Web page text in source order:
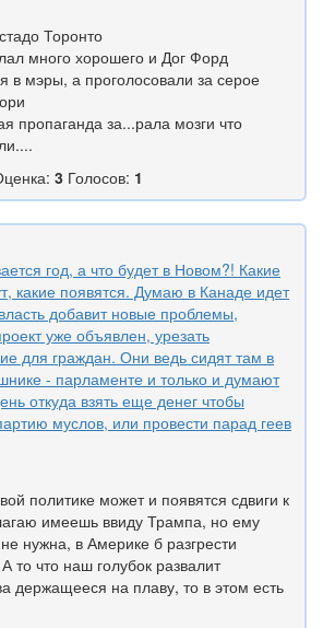
Торонто
много хорошего и Дог Форд
в мэры, а проголосовали за серое
пропаганда за...рала мозги что
3 Голосов: 1
год, а что будет в Новом?! Какие
какие появятся. Думаю в Канаде идет
добавит новые проблемы,
уже объявлен, урезать
для граждан. Они ведь сидят там в
- парламенте и только и думают
откуда взять еще денег чтобы
муслов, или провести парад геев
политике может и появятся сдвиги к
имеешь ввиду Трампа, но ему
нужна, в Америке б разгрести
то что наш голубок развалит
держащееся на плаву, то в этом есть